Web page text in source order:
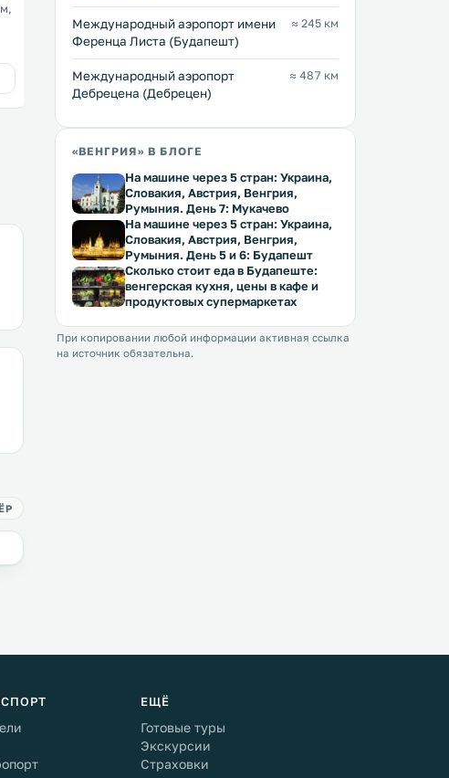
находится в центре города
Залаэгерсег, в 4 км от аквапарка
«Аква Сити». Гостям
предоставляются номера-студио с
мини-кухней и бесплатным Wi-Fi, а
также завтрак «шведский стол» с
.
Перейти →
собственной кухней
на тихой улице, в 2 км от
гостей бесплатный Wi-Fi
велосипедов. .
Международный аэропорт имени
Ференца Листа (Будапешт)
≈ 245 км
Международный аэропорт
Дебрецена (Дебрецен)
≈ 487 км
«ВЕНГРИЯ» В БЛОГЕ
На машине через 5 стран: Украина,
Словакия, Австрия, Венгрия,
Румыния. День 7: Мукачево
На машине через 5 стран: Украина,
Словакия, Австрия, Венгрия,
Румыния. День 5 и 6: Будапешт
Сколько стоит еда в Будапеште:
венгерская кухня, цены в кафе и
продуктовых супермаркетах
При копировании любой информации активная ссылка
на источник обязательна.
ЕЩЁ
Готовые туры
Экскурсии
Страховки